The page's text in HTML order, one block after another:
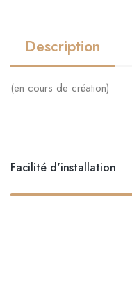
Description
(en cours de création)
Facilité d'installation